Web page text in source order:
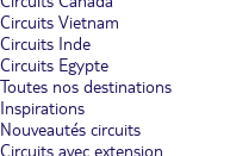
Circuits Vietnam
Circuits Inde
Circuits Egypte
Toutes nos destinations
Inspirations
Nouveautés circuits
Circuits avec extension